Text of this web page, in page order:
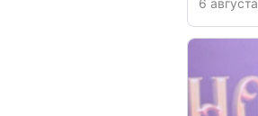
6 августа